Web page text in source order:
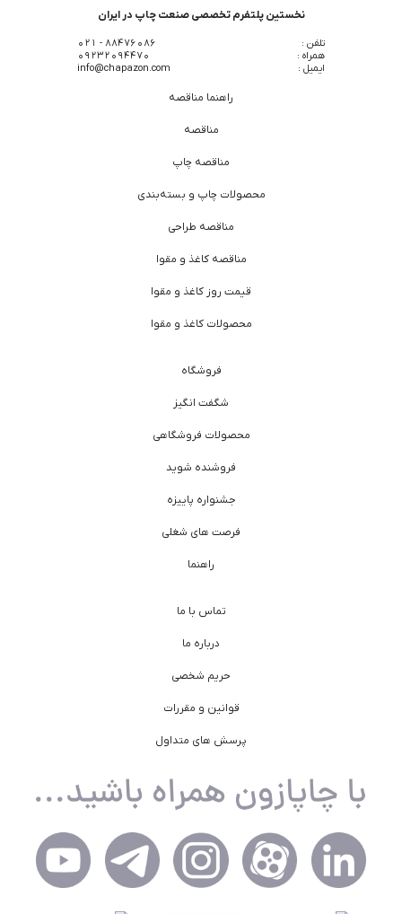
نخستین پلتفرم تخصصی صنعت چاپ در ایران
تلفن :
88476086 - 021
همراه :
09232094470
ایمیل :
info@chapazon.com
راهنما مناقصه
مناقصه
مناقصه چاپ
محصولات چاپ و بسته‌بندی
مناقصه طراحی
مناقصه کاغذ و مقوا
قیمت روز کاغذ و مقوا
محصولات کاغذ و مقوا
فروشگاه
شگفت انگیز
محصولات فروشگاهی
فروشنده شوید
جشنواره پاییزه
فرصت های شغلی
راهنما
تماس با ما
درباره ما
حریم شخصی
قوانین و مقررات
پرسش های متداول